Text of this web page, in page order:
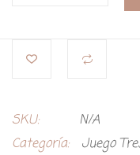
SKU:
N/A
Categoría:
Juego